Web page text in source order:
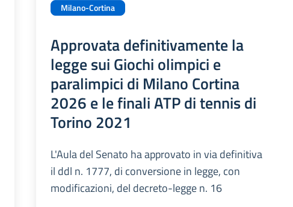
Milano-Cortina
Approvata definitivamente la
legge sui Giochi olimpici e
paralimpici di Milano Cortina
2026 e le finali ATP di tennis di
Torino 2021
L'Aula del Senato ha approvato in via definitiva
il ddl n. 1777, di conversione in legge, con
modificazioni, del decreto-legge n. 16